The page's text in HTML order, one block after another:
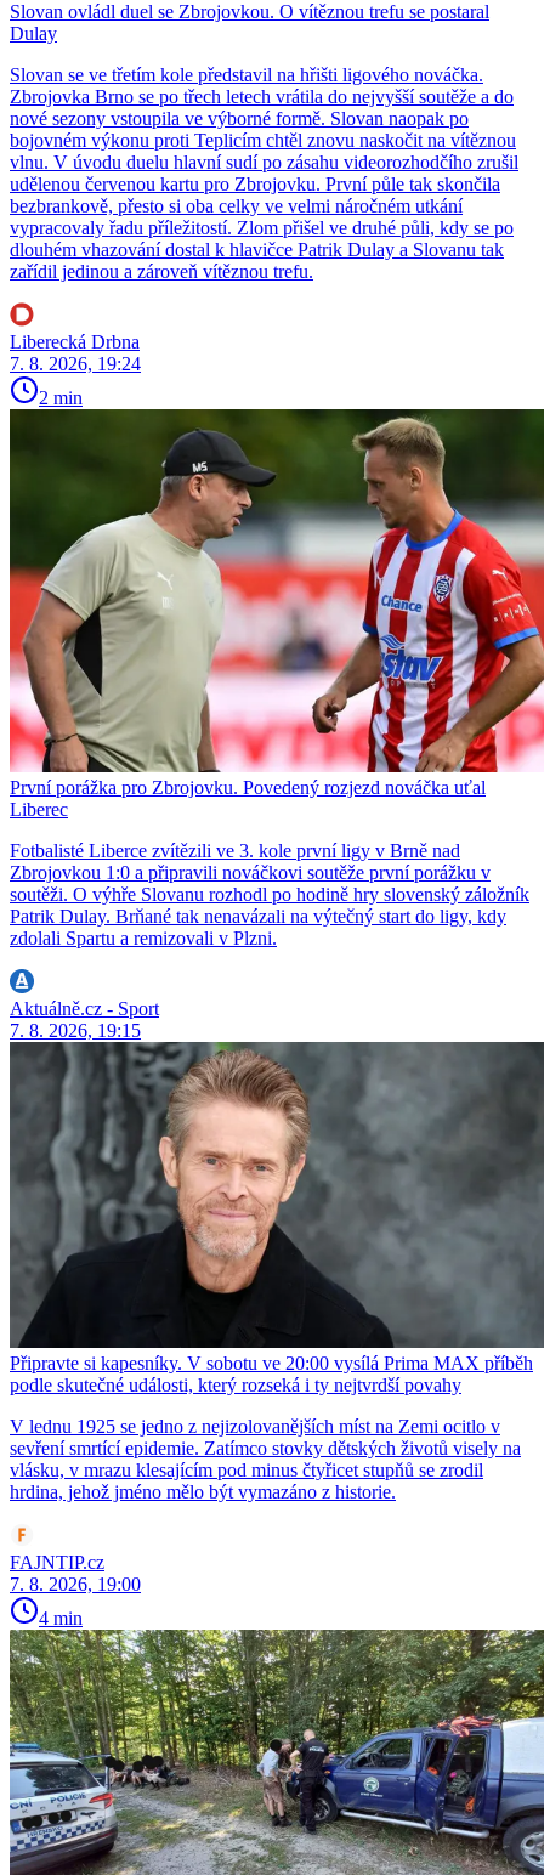
Slovan ovládl duel se Zbrojovkou. O vítěznou trefu se postaral
Dulay
Slovan se ve třetím kole představil na hřišti ligového nováčka.
Zbrojovka Brno se po třech letech vrátila do nejvyšší soutěže a do
nové sezony vstoupila ve výborné formě. Slovan naopak po
bojovném výkonu proti Teplicím chtěl znovu naskočit na vítěznou
vlnu. V úvodu duelu hlavní sudí po zásahu videorozhodčího zrušil
udělenou červenou kartu pro Zbrojovku. První půle tak skončila
bezbrankově, přesto si oba celky ve velmi náročném utkání
vypracovaly řadu příležitostí. Zlom přišel ve druhé půli, kdy se po
dlouhém vhazování dostal k hlavičce Patrik Dulay a Slovanu tak
zařídil jedinou a zároveň vítěznou trefu.
Liberecká Drbna
7. 8. 2026, 19:24
2 min
První porážka pro Zbrojovku. Povedený rozjezd nováčka uťal
Liberec
Fotbalisté Liberce zvítězili ve 3. kole první ligy v Brně nad
Zbrojovkou 1:0 a připravili nováčkovi soutěže první porážku v
soutěži. O výhře Slovanu rozhodl po hodině hry slovenský záložník
Patrik Dulay. Brňané tak nenavázali na výtečný start do ligy, kdy
zdolali Spartu a remizovali v Plzni.
Aktuálně.cz - Sport
7. 8. 2026, 19:15
Připravte si kapesníky. V sobotu ve 20:00 vysílá Prima MAX příběh
podle skutečné události, který rozseká i ty nejtvrdší povahy
V lednu 1925 se jedno z nejizolovanějších míst na Zemi ocitlo v
sevření smrtící epidemie. Zatímco stovky dětských životů visely na
vlásku, v mrazu klesajícím pod minus čtyřicet stupňů se zrodil
hrdina, jehož jméno mělo být vymazáno z historie.
FAJNTIP.cz
7. 8. 2026, 19:00
4 min